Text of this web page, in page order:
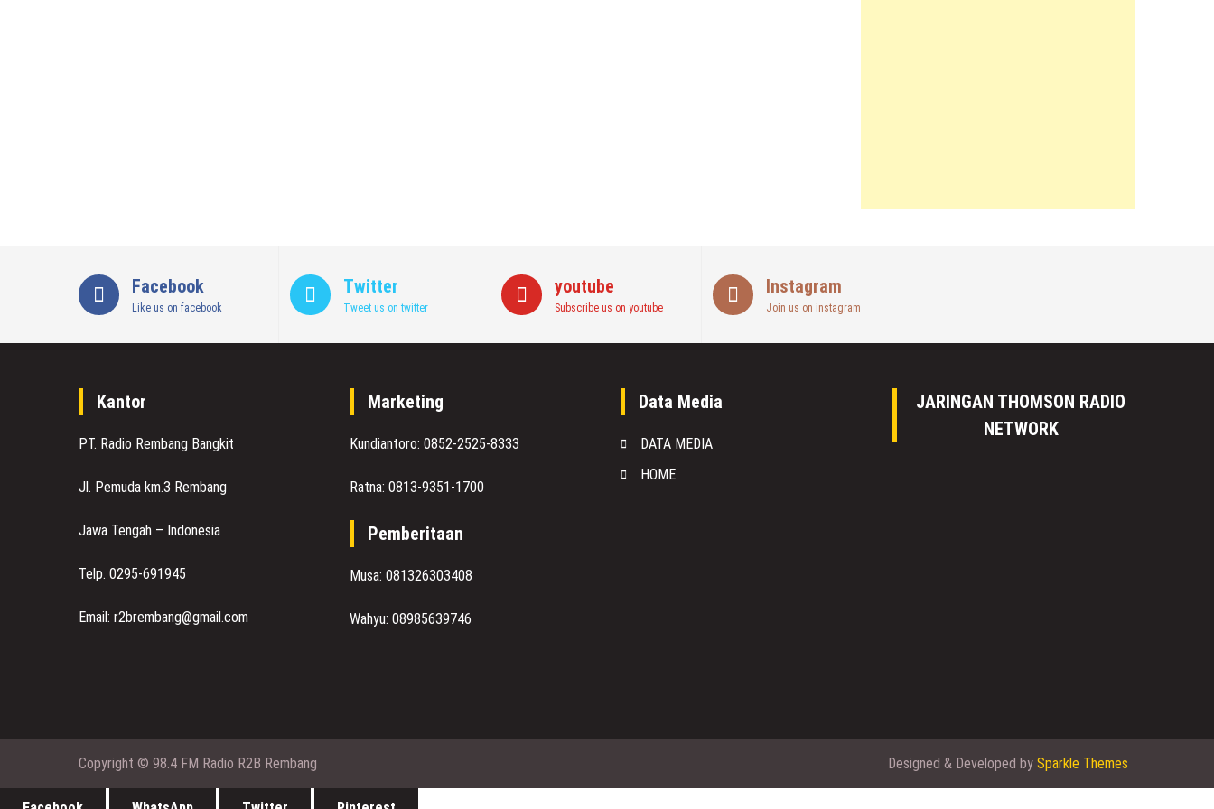
Facebook
Like us on facebook
Twitter
Tweet us on twitter
youtube
Subscribe us on youtube
Instagram
Join us on instagram
Kantor
PT. Radio Rembang Bangkit
Jl. Pemuda km.3 Rembang
Jawa Tengah – Indonesia
Telp. 0295-691945
Email: r2brembang@gmail.com
Marketing
Kundiantoro: 0852-2525-8333
Ratna: 0813-9351-1700
Pemberitaan
Musa: 081326303408
Wahyu: 08985639746
Data Media
DATA MEDIA
HOME
JARINGAN THOMSON RADIO
NETWORK
Copyright © 98.4 FM Radio R2B Rembang Designed & Developed bySparkle Themes